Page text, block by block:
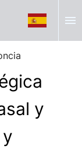
menu
y